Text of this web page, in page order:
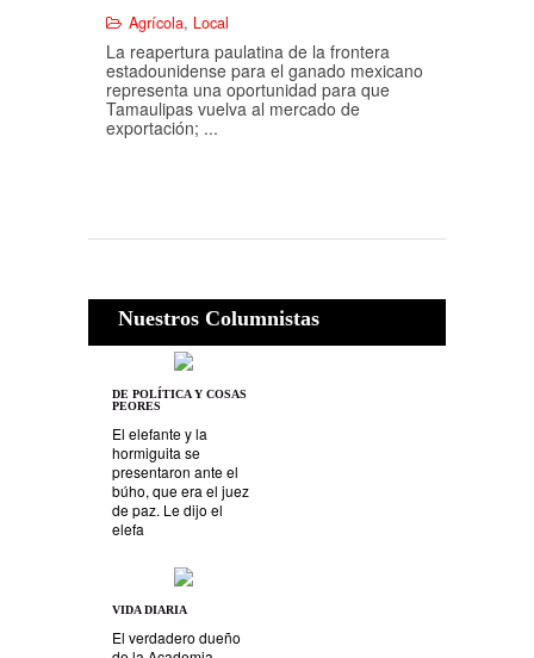
Agrícola, Local
La reapertura paulatina de la frontera
estadounidense para el ganado mexicano
representa una oportunidad para que
Tamaulipas vuelva al mercado de
exportación; ...
Nuestros Columnistas
DE POLÍTICA Y COSAS
PEORES
El elefante y la
hormiguita se
presentaron ante el
búho, que era el juez
de paz. Le dijo el
elefa
VIDA DIARIA
El verdadero dueño